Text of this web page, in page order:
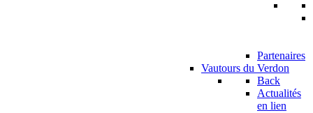
Partenaires
Vautours du Verdon
Back
Actualités
en lien